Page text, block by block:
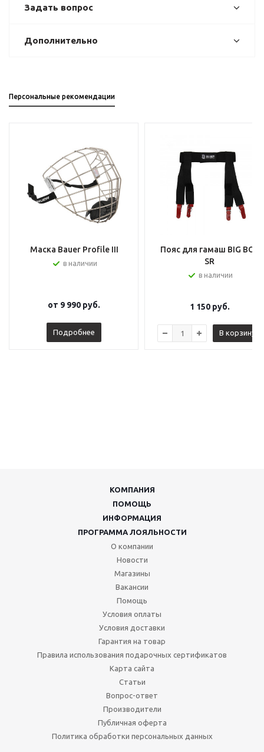
Задать вопрос
Дополнительно
Персональные рекомендации
Маска Bauer Profile III
в наличии
от 9 990 руб.
Подробнее
Пояс для гамаш BIG BOY
SR
в наличии
1 150руб.
В корзину
КОМПАНИЯ
ПОМОЩЬ
ИНФОРМАЦИЯ
ПРОГРАММА ЛОЯЛЬНОСТИ
О компании
Новости
Магазины
Вакансии
Помощь
Условия оплаты
Условия доставки
Гарантия на товар
Правила использования подарочных сертификатов
Карта сайта
Статьи
Вопрос-ответ
Производители
Публичная оферта
Политика обработки персональных данных